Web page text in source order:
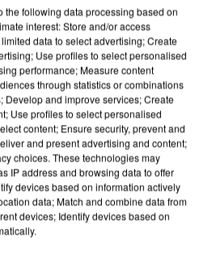
the following data processing based on
interest: Store and/or access
data to select advertising; Create
Use profiles to select personalised
performance; Measure content
through statistics or combinations
Develop and improve services; Create
Use profiles to select personalised
content; Ensure security, prevent and
and present advertising and content;
choices. These technologies may
IP address and browsing data to offer
devices based on information actively
data; Match and combine data from
devices; Identify devices based on